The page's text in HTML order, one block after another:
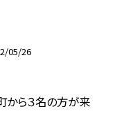
05/26
から３名の方が来